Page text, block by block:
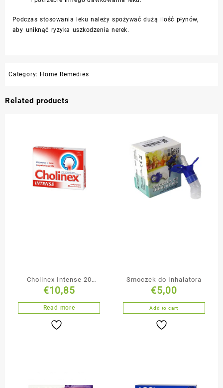
Podczas stosowania leku należy spożywać dużą ilość płynów,
aby uniknąć ryzyka uszkodzenia nerek.
Category: Home Remedies
Related products
Cholinex Intense 20
Pastylek
€10,85
Read more
Smoczek do Inhalatora
€5,00
Add to cart